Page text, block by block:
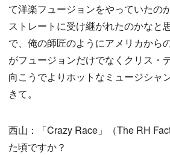
て洋楽フュージョンをやっていたの
ストレートに受け継がれたのかなと
で、俺の師匠のようにアメリカから
がフュージョンだけでなくクリス・
向こうでよりホットなミュージシャ
きて。
西山：「Crazy Race」（The RH
た頃ですか？